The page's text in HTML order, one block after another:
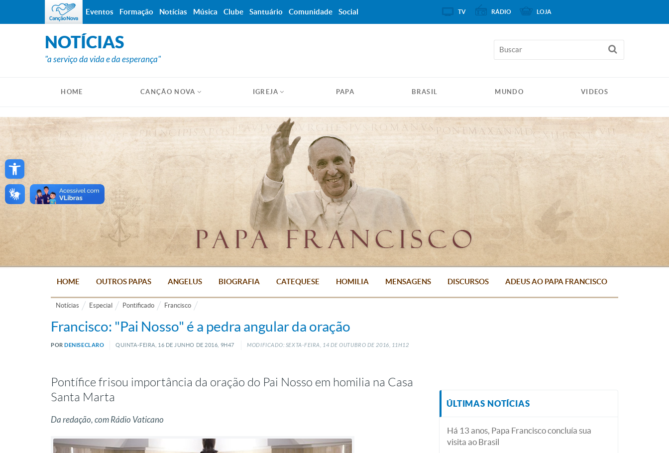
Open toolbar
NOTÍCIAS
"a serviço da vida e da esperança"
HOME CANÇÃO NOVA IGREJA PAPA BRASIL MUNDO VIDEOS
HOME OUTROS PAPAS ANGELUS BIOGRAFIA CATEQUESE HOMILIA MENSAGENS DISCURSOS ADEUS AO PAPA FRANCISCO
Notícias Especial Pontificado Francisco
Francisco: "Pai Nosso" é a pedra angular da oração
PORDENISECLARO QUINTA-FEIRA, 16 DE JUNHO DE 2016, 9H47 MODIFICADO: SEXTA-FEIRA, 14 DEOUTUBRO DE2016, 11H12
Pontífice frisou importância da oração do Pai Nosso em homilia na Casa
Santa Marta
Da redação, com Rádio Vaticano
ÚLTIMAS NOTÍCIAS
Há 13 anos, Papa Francisco concluía sua
visita ao Brasil
Eventos Formação Notícias Música Clube Santuário Comunidade Social TV RÁDIO LOJA